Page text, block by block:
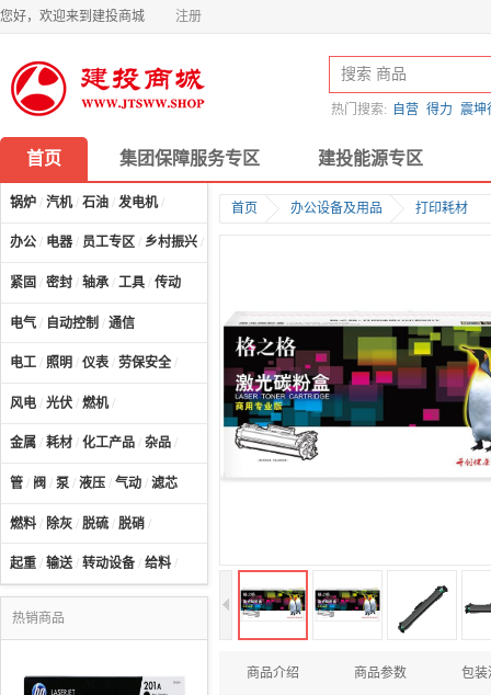
您好，欢迎来到建投商城 注册
热门搜索: 自营 得力 震坤
首页 集团保障服务专区 建投能源专区
锅炉 / 汽机/ 石油 / 发电机/
办公 / 电器 / 员工专区 / 乡村振兴 /
紧固 / 密封 / 轴承 / 工具 / 传动
电气 / 自动控制 / 通信
电工 / 照明 / 仪表 / 劳保安全 /
风电 / 光伏 / 燃机/
金属 / 耗材 / 化工产品 / 杂品 /
管 / 阀 / 泵 / 液压 / 气动 / 滤芯
燃料 / 除灰 / 脱硫 / 脱硝 /
起重 / 输送/ 转动设备 / 给料 /
热销商品
首页 办公设备及用品 打印耗材
商品介绍 商品参数 包装